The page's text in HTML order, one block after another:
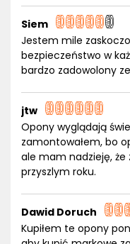
Siem
Jestem mile
bezpieczeństwo w
bardzo zadowolony
jtw
Opony wyglądają
zamontowałem, bo
ale mam nadzieję,
przyszlym roku.
Dawid Doruch
Kupiłem te opony